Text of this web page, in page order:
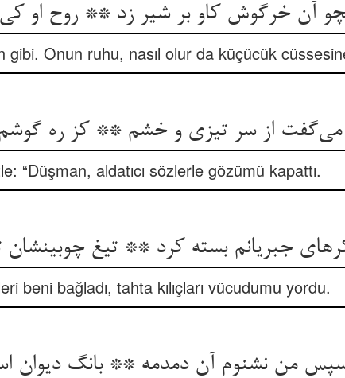
آن خرگوش کاو بر شیر زد ** روح او کی
Onun ruhu, nasıl olur da küçücük
“Düşman, aldatıcı sözlerle gözümü kapattı.
جبریانم بسته کرد ** تیغ چوبینشان
beni bağladı, tahta kılıçları vücudumu yordu.